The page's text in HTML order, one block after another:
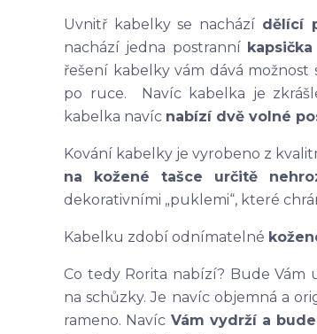
Uvnitř kabelky se nachází dělící
nachází jedna postranní
řešení kabelky vám dává
po ruce. Navíc kabelka je
kabelka navíc nabízí dvě volné
Kování kabelky je vyrobeno z
na kožené tašce určitě
dekorativními „puklemi“, které
Kabelku zdobí odnímatelné
Co tedy Rorita nabízí? Bude
na schůzky. Je navíc objemná a
rameno. Navíc Vám vydrží a